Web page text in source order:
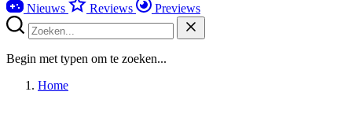
Nieuws
Reviews Previews
Begin met typen om te zoeken...
Home